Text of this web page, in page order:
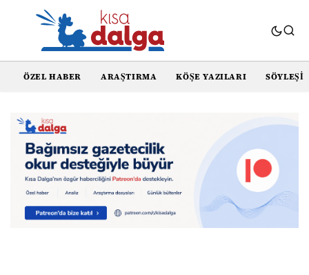
ÖZEL HABER ARAŞTIRMA KÖŞE YAZILARI SÖYLEŞI